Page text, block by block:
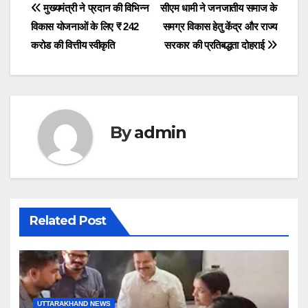
Post
navigation
सीएम धामी ने जनजातीय समाज के
समग्र विकास हेतु केंद्र और राज्य
सरकार की प्रतिबद्धता दोहराई
मुख्यमंत्री ने प्रदान की विभिन्न
विकास योजनाओं के लिए ₹ 242
करोड की वित्तीय स्वीकृति
Byadmin
Related Post
UTTARAKHAND NEWS